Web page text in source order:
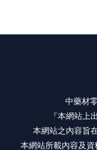
中藥材
『本網站上
本網站之內容旨
本網站所載內容及